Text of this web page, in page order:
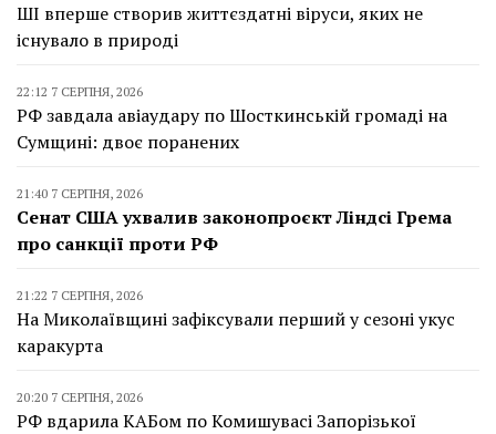
ШІ вперше створив життєздатні віруси, яких не
існувало в природі
22:12 7 СЕРПНЯ, 2026
РФ завдала авіаудару по Шосткинській громаді на
Сумщині: двоє поранених
21:40 7 СЕРПНЯ, 2026
Сенат США ухвалив законопроєкт Ліндсі Грема
про санкції проти РФ
21:22 7 СЕРПНЯ, 2026
На Миколаївщині зафіксували перший у сезоні укус
каракурта
20:20 7 СЕРПНЯ, 2026
РФ вдарила КАБом по Комишувасі Запорізької